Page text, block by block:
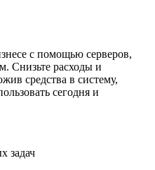
с помощью серверов,
Снизьте расходы и
средства в систему,
сегодня и
задач